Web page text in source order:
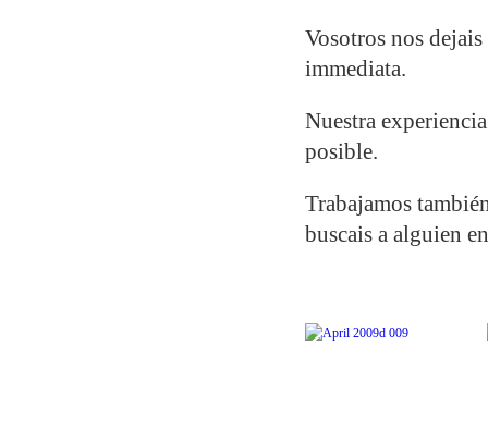
Vosotros nos
immediata.
Nuestra
posible.
Trabajamos
buscais a alguien